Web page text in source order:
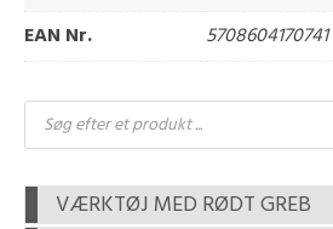
EAN Nr.
5708604170741
Products
search
VÆRKTØJ MED RØDT GREB